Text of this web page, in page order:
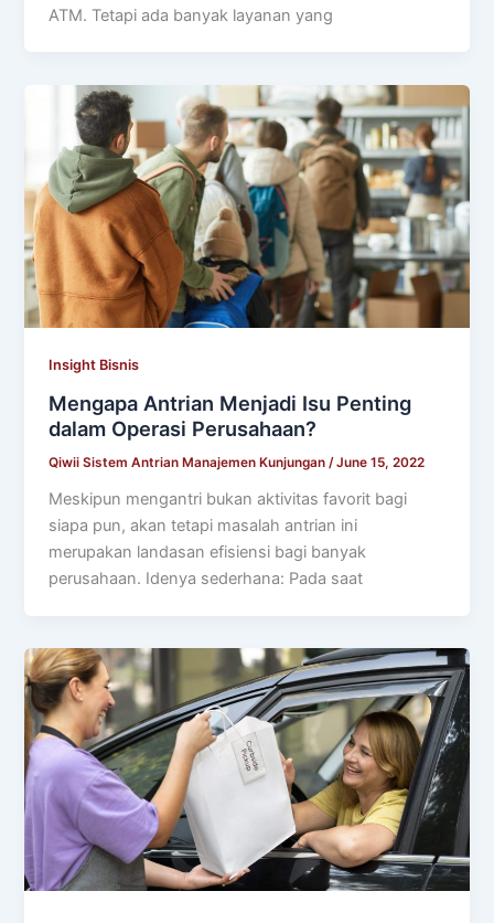
ATM. Tetapi ada banyak layanan yang
Insight Bisnis
Mengapa Antrian Menjadi Isu Penting
dalam Operasi Perusahaan?
Qiwii Sistem Antrian Manajemen Kunjungan/June 15, 2022
Meskipun mengantri bukan aktivitas favorit bagi
siapa pun, akan tetapi masalah antrian ini
merupakan landasan efisiensi bagi banyak
perusahaan. Idenya sederhana: Pada saat